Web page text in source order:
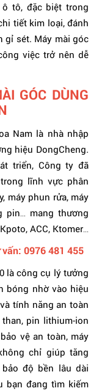
tô, đặc biệt trong
tiết kim loại, đánh
gỉ sét. Máy mài góc
việc trở nên dễ
GÓC DÙNG
Nam là nhà nhập
hiệu DongCheng.
triển, Công ty đã
lĩnh vực phân
máy phun rửa, máy
pin… mang thương
ACC, Ktomer…
0976 481 455
là công cụ lý tưởng
bóng nhờ vào hiệu
tính năng an toàn
pin lithium-ion
vệ an toàn, máy
chỉ giúp tăng
độ bền lâu dài
bạn đang tìm kiếm